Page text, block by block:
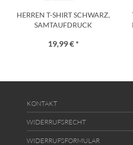
HERREN T-SHIRT SCHWARZ,
SAMTAUFDRUCK
19,99 € *
KONTAKT
WIDERRUFSRECHT
WIDERRUFSFORMULAR